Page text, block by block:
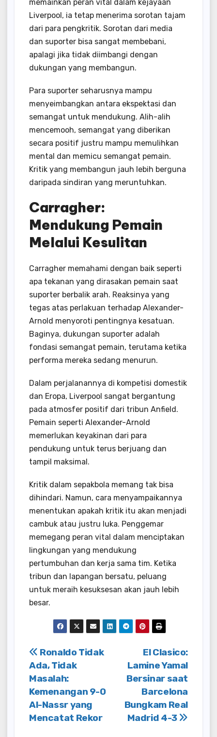
memainkan peran vital dalam kejayaan
Liverpool, ia tetap menerima sorotan tajam
dari para pengkritik. Sorotan dari media
dan suporter bisa sangat membebani,
apalagi jika tidak diimbangi dengan
dukungan yang membangun.
Para suporter seharusnya mampu
menyeimbangkan antara ekspektasi dan
semangat untuk mendukung. Alih-alih
mencemooh, semangat yang diberikan
secara positif justru mampu memulihkan
mental dan memicu semangat pemain.
Kritik yang membangun jauh lebih berguna
daripada sindiran yang meruntuhkan.
Carragher:
Mendukung Pemain
Melalui Kesulitan
Carragher memahami dengan baik seperti
apa tekanan yang dirasakan pemain saat
suporter berbalik arah. Reaksinya yang
tegas atas perlakuan terhadap Alexander-
Arnold menyoroti pentingnya kesatuan.
Baginya, dukungan suporter adalah
fondasi semangat pemain, terutama ketika
performa mereka sedang menurun.
Dalam perjalanannya di kompetisi domestik
dan Eropa, Liverpool sangat bergantung
pada atmosfer positif dari tribun Anfield.
Pemain seperti Alexander-Arnold
memerlukan keyakinan dari para
pendukung untuk terus berjuang dan
tampil maksimal.
Kritik dalam sepakbola memang tak bisa
dihindari. Namun, cara menyampaikannya
menentukan apakah kritik itu akan menjadi
cambuk atau justru luka. Penggemar
memegang peran vital dalam menciptakan
lingkungan yang mendukung
pertumbuhan dan kerja sama tim. Ketika
tribun dan lapangan bersatu, peluang
untuk meraih kesuksesan akan jauh lebih
besar.
Post
navigation
El Clasico:
Lamine Yamal
Bersinar saat
Barcelona
Bungkam Real
Madrid 4-3
Ronaldo Tidak
Ada, Tidak
Masalah:
Kemenangan 9-0
Al-Nassr yang
Mencatat Rekor